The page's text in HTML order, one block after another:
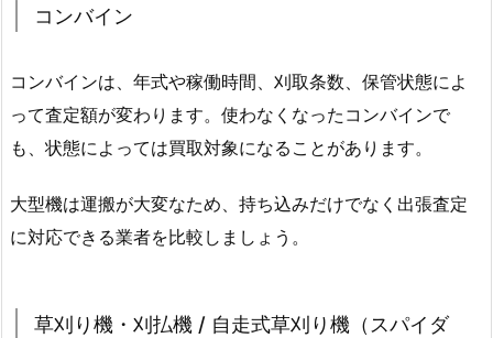
コンバイン
コンバインは、年式や稼働時間、刈取条数、保管状態によ
って査定額が変わります。使わなくなったコンバインで
も、状態によっては買取対象になることがあります。
大型機は運搬が大変なため、持ち込みだけでなく出張査定
に対応できる業者を比較しましょう。
草刈り機・刈払機 / 自走式草刈り機（スパイダ